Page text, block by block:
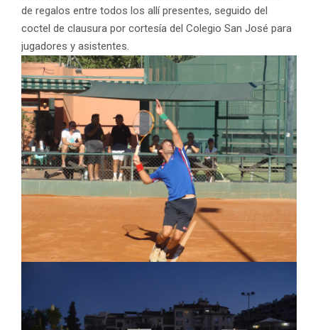
de regalos entre todos los allí presentes, seguido del
coctel de clausura por cortesía del Colegio San José para
jugadores y asistentes.